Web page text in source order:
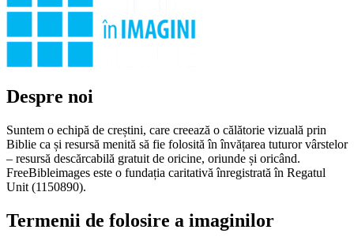
Despre noi
Suntem o echipă de creștini, care creează o călătorie vizuală prin
Biblie ca și resursă menită să fie folosită în învățarea tuturor vârstelor
– resursă descărcabilă gratuit de oricine, oriunde și oricând.
FreeBibleimages este o fundația caritativă înregistrată în Regatul
Unit (1150890).
Termenii de folosire a imaginilor